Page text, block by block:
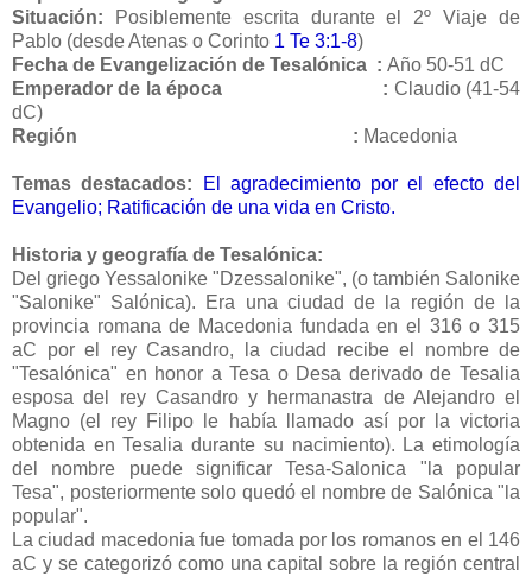
Situación: Posiblemente escrita durante el 2º Viaje de
Pablo (desde Atenas o Corinto 1 Te 3:1-8)
Fecha de Evangelización de Tesalónica : Año 50-51 dC
Emperador de la época : Claudio (41-54
dC)
Región : Macedonia
Temas destacados:
El agradecimiento por el efecto del
Evangelio; Ratificación de una vida en Cristo.
Historia y geografía de Tesalónica:
Del griego Yessalonike "Dzessalonike", (o también Salonike
"Salonike" Salónica). Era una ciudad de la región de la
provincia romana de Macedonia fundada en el 316 o 315
aC por el rey Casandro, la ciudad recibe el nombre de
"Tesalónica" en honor a Tesa o Desa derivado de Tesalia
esposa del rey Casandro y hermanastra de Alejandro el
Magno (el rey Filipo le había llamado así por la victoria
obtenida en Tesalia durante su nacimiento). La etimología
del nombre puede significar Tesa-Salonica "la popular
Tesa", posteriormente solo quedó el nombre de Salónica "la
popular".
La ciudad macedonia fue tomada por los romanos en el 146
aC y se categorizó como una capital sobre la región central